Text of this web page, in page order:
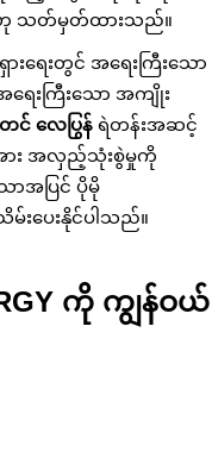
ဟု သတ်မှတ်ထားသည်။
းရေးတွင် အရေးကြီးသော
ေးကြီးသော အကျိုး
င် လေပြွန် ရဲတန်းအဆင့်
းအား အလှည့်သုံးစွဲမှုကို
ာအပြင် ပိုမို
းပေးနိုင်ပါသည်။
ကို ကျွန်ဝယ်